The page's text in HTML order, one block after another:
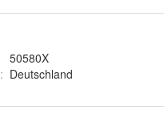
50580X
: Deutschland